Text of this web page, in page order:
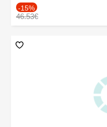
-15%
46.53€